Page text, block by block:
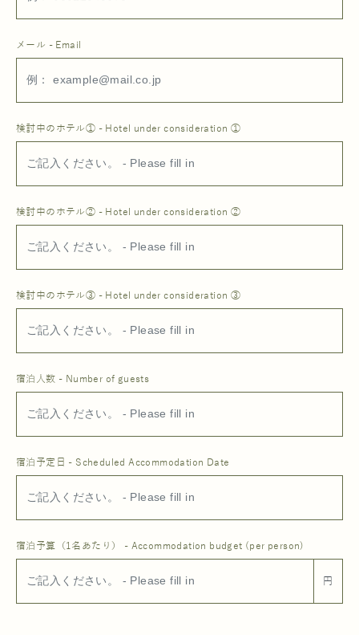
メール - Email
検討中のホテル① - Hotel under consideration ①
検討中のホテル② - Hotel under consideration ②
検討中のホテル③ - Hotel under consideration ③
宿泊人数 - Number of guests
宿泊予定日 - Scheduled Accommodation Date
宿泊予算（1名あたり） - Accommodation budget (per person)
円